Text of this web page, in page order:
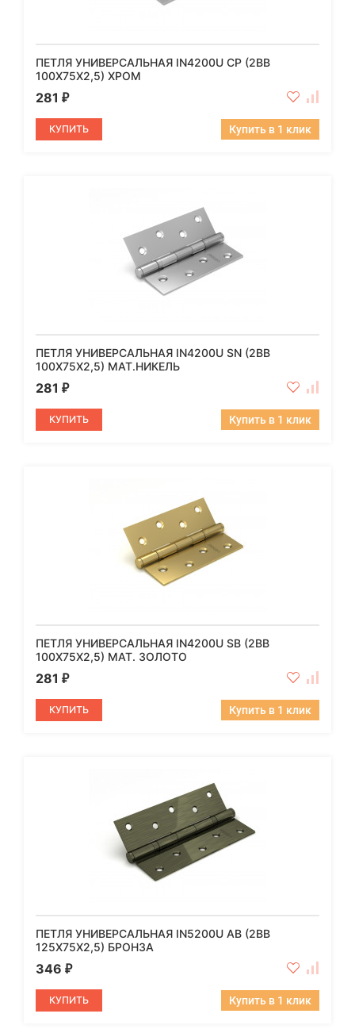
ПЕТЛЯ УНИВЕРСАЛЬНАЯ IN4200U CP (2BB
100X75X2,5) ХРОМ
281 ₽
КУПИТЬ Купить в 1 клик
ПЕТЛЯ УНИВЕРСАЛЬНАЯ IN4200U SN (2BB
100X75X2,5) МАТ.НИКЕЛЬ
281 ₽
КУПИТЬ Купить в 1 клик
ПЕТЛЯ УНИВЕРСАЛЬНАЯ IN4200U SB (2BB
100X75X2,5) МАТ. ЗОЛОТО
281 ₽
КУПИТЬ Купить в 1 клик
ПЕТЛЯ УНИВЕРСАЛЬНАЯ IN5200U AB (2BB
125X75X2,5) БРОНЗА
346 ₽
КУПИТЬ Купить в 1 клик